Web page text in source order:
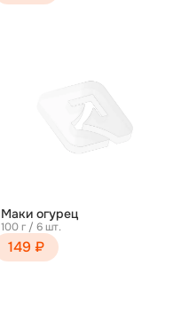
Маки огурец
100 г / 6 шт.
149 ₽